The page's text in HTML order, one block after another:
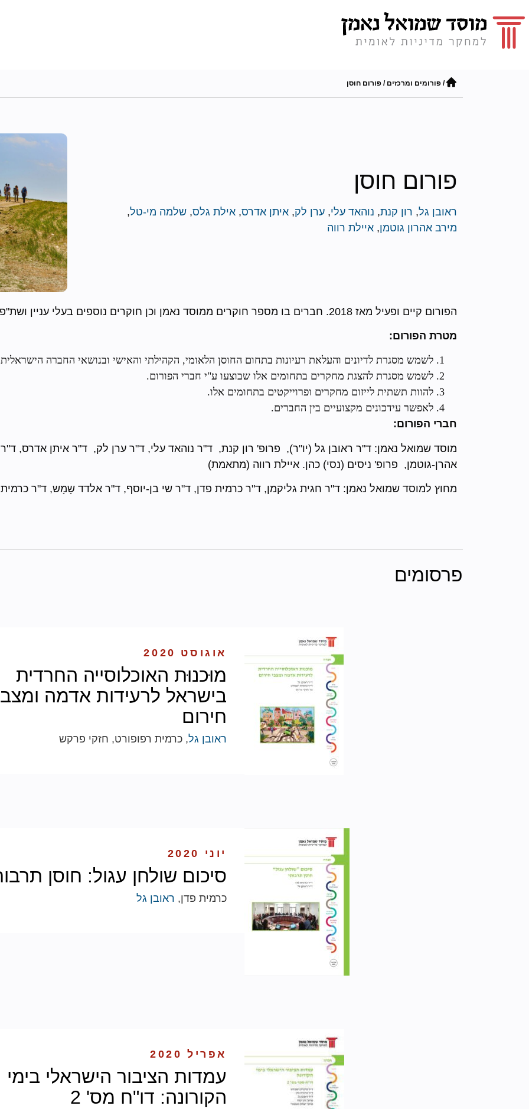
/ פורומים ומרכזים / פורום חוסן
פורום חוסן
ראובן גל, רון קנת, נוהאד עלי, ערן לק, איתן אדרס, אילת גלס, שלמה מי-טל,
מירב אהרון גוטמן, איילת רווה
הפורום קיים ופעיל מאז 2018. חברים בו מספר חוקרים ממוסד נאמן וכן חוקרים נוספים בעלי עניין ושת"פ עם מוסד נאמן.
מטרת הפורום:
לשמש מסגרת לדיונים והעלאת רעיונות בתחום החוסן הלאומי, הקהילתי והאישי ובנושאי החברה
לשמש מסגרת להצגת מחקרים בתחומים אלו שבוצעו ע"י חברי הפורום.
להוות תשתית לייזום מחקרים ופרוייקטים בתחומים אלו.
לאפשר עידכונים מקצועיים בין החברים.
חברי הפורום:
מוסד שמואל נאמן: ד"ר ראובן גל (יו"ר), פרופ' רון קנת, ד"ר נוהאד עלי, ד"ר ערן לק, ד"ר איתן אדרס,
אהרן-גוטמן, פרופ' ניסים (נסי) כהן. איילת רווה (מתאמת)
מחוץ למוסד שמואל נאמן: ד"ר חגית גליקמן, ד"ר כרמית פדן, ד"ר שי בן-יוסף, ד"ר אלדד שָמָש, ד"ר
פרסומים
אוגוסט 2020
מוּכנוּת האוכלוסייה החרדית
בישראל לרעידות אדמה
חירום
ראובן גל, כרמית רפופורט, חזקי פרקש
יוני 2020
סיכום שולחן עגול: חוסן
כרמית פדן, ראובן גל
אפריל 2020
עמדות הציבור הישראלי בימי
הקורונה: דו"ח מס' 2